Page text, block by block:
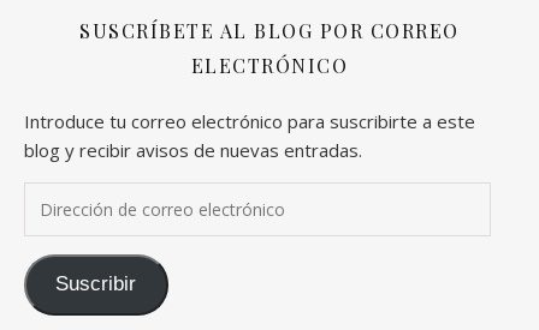
SUSCRÍBETE AL BLOG POR CORREO
ELECTRÓNICO
Introduce tu correo electrónico para suscribirte a este
blog y recibir avisos de nuevas entradas.
Suscribir